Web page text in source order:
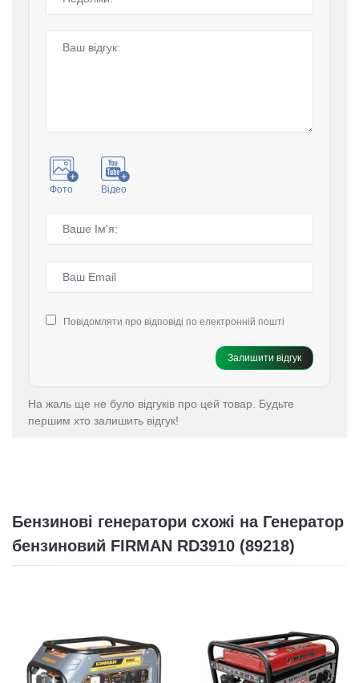
Фото Відео
Повідомляти про відповіді по електронній пошті
Залишити відгук
На жаль ще не було відгуків про цей товар. Будьте
першим хто залишить відгук!
Бензинові генератори схожі на Генератор
бензиновий FIRMAN RD3910 (89218)